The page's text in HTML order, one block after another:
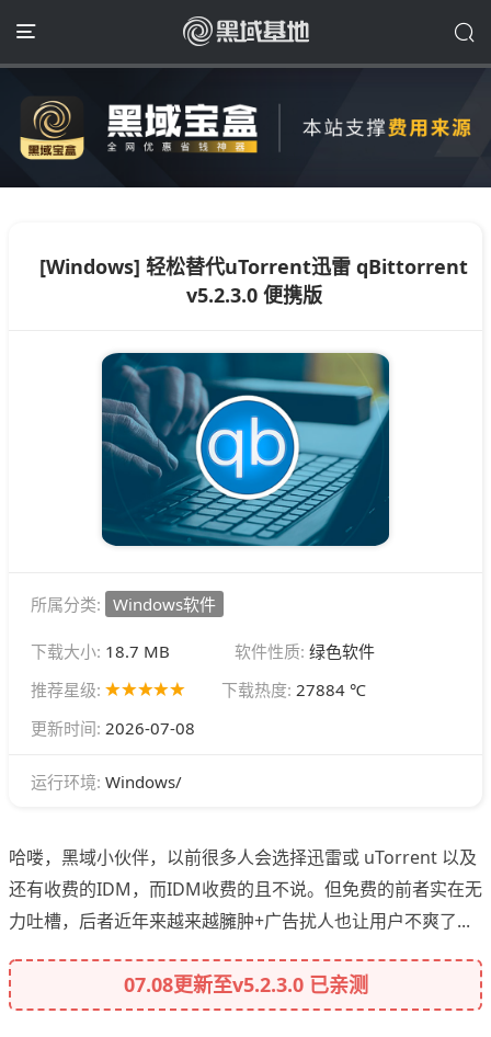
[Windows] 轻松替代uTorrent迅雷 qBittorrent
v5.2.3.0 便携版
所属分类: Windows软件
下载大小: 18.7 MB 软件性质: 绿色软件
推荐星级:
下载热度: 27884 ℃
更新时间: 2026-07-08
运行环境: Windows/
哈喽，黑域小伙伴，以前很多人会选择迅雷或 uTorrent 以及
还有收费的IDM，而IDM收费的且不说。但免费的前者实在无
力吐槽，后者近年来越来越臃肿+广告扰人也让用户不爽了...
07.08更新至v5.2.3.0 已亲测